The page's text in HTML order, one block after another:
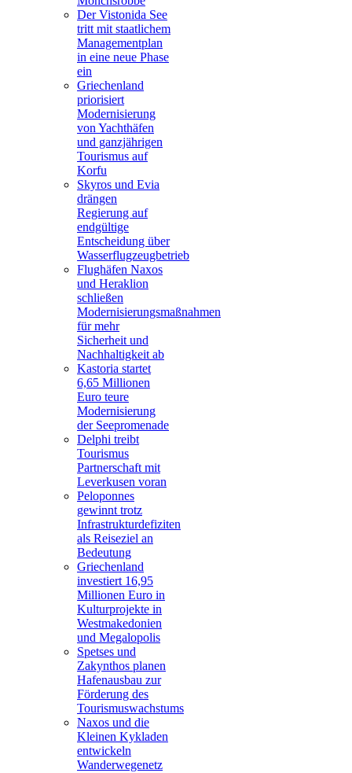
Der Vistonida See
tritt mit staatlichem
Managementplan
in eine neue Phase
ein
Griechenland
priorisiert
Modernisierung
von Yachthäfen
und ganzjährigen
Tourismus auf
Korfu
Skyros und Evia
drängen
Regierung auf
endgültige
Entscheidung über
Wasserflugzeugbetrieb
Flughäfen Naxos
und Heraklion
schließen
Modernisierungsmaßnahmen
für mehr
Sicherheit und
Nachhaltigkeit ab
Kastoria startet
6,65 Millionen
Euro teure
Modernisierung
der Seepromenade
Delphi treibt
Tourismus
Partnerschaft mit
Leverkusen voran
Peloponnes
gewinnt trotz
Infrastrukturdefiziten
als Reiseziel an
Bedeutung
Griechenland
investiert 16,95
Millionen Euro in
Kulturprojekte in
Westmakedonien
und Megalopolis
Spetses und
Zakynthos planen
Hafenausbau zur
Förderung des
Tourismuswachstums
Naxos und die
Kleinen Kykladen
entwickeln
Wanderwegenetz